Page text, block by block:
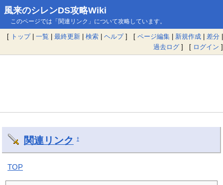
風来のシレンDS攻略Wiki
このページでは「関連リンク」について攻略しています。
[ トップ| 一覧 | 最終更新 | 検索 | ヘルプ] [ ページ編集 | 新規作成 | 差分 |
過去ログ ] [ ログイン ]
関連リンク †
TOP